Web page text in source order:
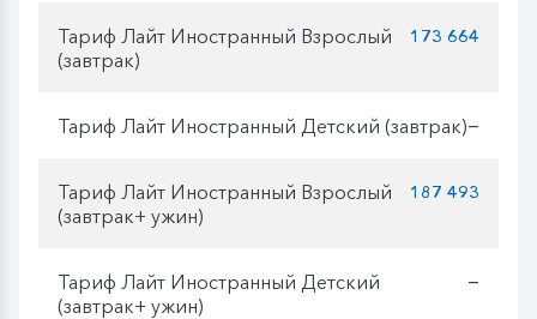
Тариф Лайт Иностранный Взрослый
(завтрак)
173 664
Тариф Лайт Иностранный Детский (завтрак)—
Тариф Лайт Иностранный Взрослый
(завтрак+ ужин)
187 493
Тариф Лайт Иностранный Детский
(завтрак+ ужин)
—